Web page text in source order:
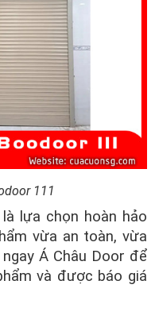
111
lựa chọn hoàn hảo
vừa an toàn, vừa
Á Châu Door để
và được báo giá